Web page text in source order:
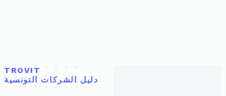
TROVIT
دليل الشركات التونسية